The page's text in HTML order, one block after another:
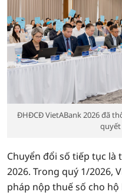
ĐHĐCĐ VietABank 2026 đã
Chuyển đổi số tiếp tục
2026. Trong quý 1/2026,
pháp nộp thuế số cho